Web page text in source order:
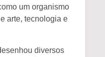
um organismo
arte, tecnologia e
diversos